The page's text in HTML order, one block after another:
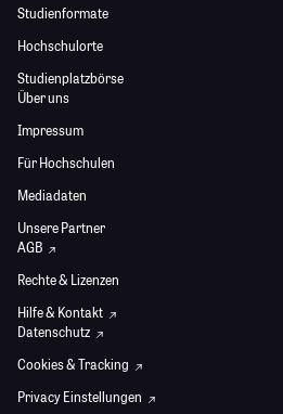
Studienformate
Hochschulorte
Studienplatzbörse
Über uns
Impressum
Für Hochschulen
Mediadaten
Unsere Partner
AGB
Rechte & Lizenzen
Hilfe & Kontakt
Datenschutz
Cookies & Tracking
Privacy Einstellungen